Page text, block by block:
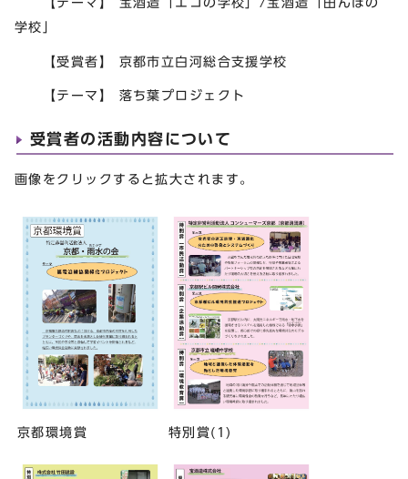
学校」
【受賞者】 京都市立白河総合支援学校
【テーマ】 落ち葉プロジェクト
受賞者の活動内容について
画像をクリックすると拡大されます。
京都環境賞 特別賞(1)